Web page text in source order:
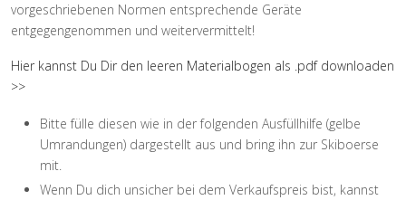
vorgeschriebenen Normen entsprechende Geräte
entgegengenommen und weitervermittelt!
Hier kannst Du Dir den leeren Materialbogen als .pdf downloaden
>>
Bitte fülle diesen wie in der folgenden Ausfüllhilfe (gelbe
Umrandungen) dargestellt aus und bring ihn zur Skiboerse
mit.
Wenn Du dich unsicher bei dem Verkaufspreis bist, kannst